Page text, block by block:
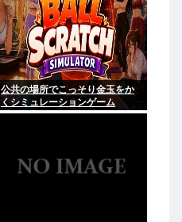
公共の場所でこっそり金玉をか
くシミュレーションゲーム
「Ball Scratch Simulator」が